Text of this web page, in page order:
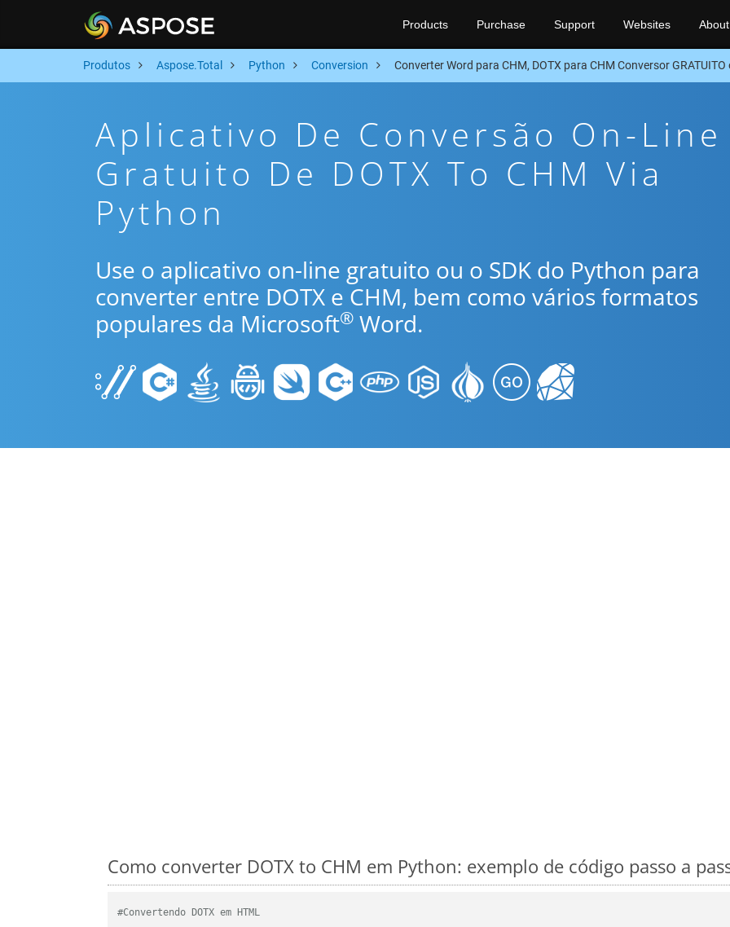
Products Purchase Support Websites About
Produtos Aspose.Total Python Conversion Converter Word para CHM, DOTX para CHM Conversor
Aplicativo De Conversão On-Line
Gratuito De DOTX To CHM Via
Python
Use o aplicativo on-line gratuito ou o SDK do Python para
converter entre DOTX e CHM, bem como vários formatos
populares da Microsoft® Word.
Como converter DOTX to CHM em Python: exemplo de código passo a
#Convertendo DOTX em HTML